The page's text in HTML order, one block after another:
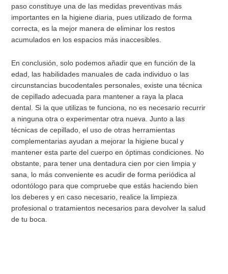
paso constituye una de las medidas preventivas más
importantes en la higiene diaria, pues utilizado de forma
correcta, es la mejor manera de eliminar los restos
acumulados en los espacios más inaccesibles.
En conclusión, solo podemos añadir que en función de la
edad, las habilidades manuales de cada individuo o las
circunstancias bucodentales personales, existe una técnica
de cepillado adecuada para mantener a raya la placa
dental. Si la que utilizas te funciona, no es necesario recurrir
a ninguna otra o experimentar otra nueva. Junto a las
técnicas de cepillado, el uso de otras herramientas
complementarias ayudan a mejorar la higiene bucal y
mantener esta parte del cuerpo en óptimas condiciones. No
obstante, para tener una dentadura cien por cien limpia y
sana, lo más conveniente es acudir de forma periódica al
odontólogo para que compruebe que estás haciendo bien
los deberes y en caso necesario, realice la limpieza
profesional o tratamientos necesarios para devolver la salud
de tu boca.